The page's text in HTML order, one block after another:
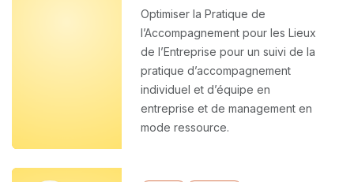
Optimiser la Pratique de
l’Accompagnement pour les Lieux
de l’Entreprise pour un suivi de la
pratique d’accompagnement
individuel et d’équipe en
entreprise et de management en
mode ressource.